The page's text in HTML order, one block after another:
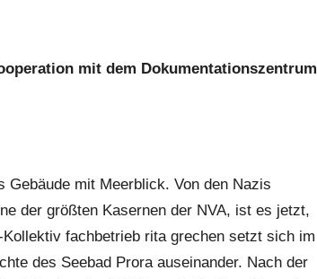
mit dem Dokumentationszentrum
Gebäude mit Meerblick. Von den Nazis
der größten Kasernen der NVA, ist es jetzt,
fachbetrieb rita grechen setzt sich im
des Seebad Prora auseinander. Nach der